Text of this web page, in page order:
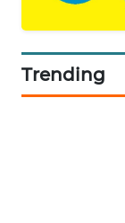
Trending
SPORT
WAHANA
UMKM